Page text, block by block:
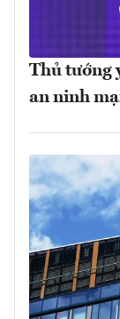
Thủ tướng
an ninh